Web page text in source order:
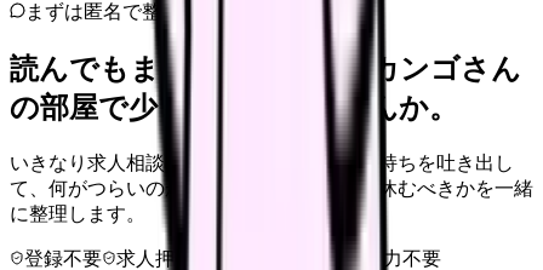
まずは匿名で整理
読んでもまだ苦しいなら、カンゴさん
の部屋で少し話してみませんか。
いきなり求人相談には進みません。今の気持ちを吐き出し
て、何がつらいのか、辞めるべきか、少し休むべきかを一緒
に整理します。
登録不要 求人押し売りなし
病院名は入力不要